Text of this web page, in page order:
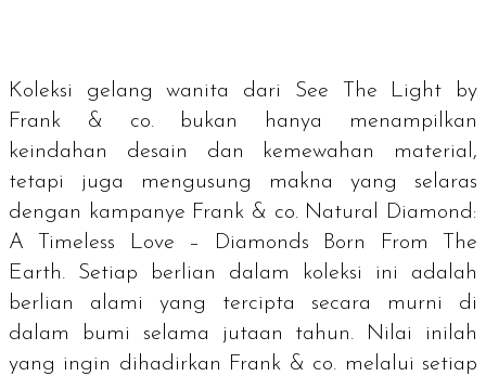
Koleksi gelang wanita dari See The Light by
Frank & co. bukan hanya menampilkan
keindahan desain dan kemewahan material,
tetapi juga mengusung makna yang selaras
dengan kampanye Frank & co. Natural Diamond:
A Timeless Love – Diamonds Born From The
Earth. Setiap berlian dalam koleksi ini adalah
berlian alami yang tercipta secara murni di
dalam bumi selama jutaan tahun. Nilai inilah
yang ingin dihadirkan Frank & co. melalui setiap